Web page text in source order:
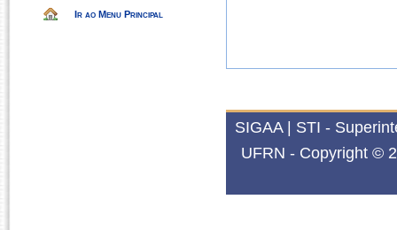
Ir ao Menu Principal
SIGAA | STI -
UFRN - Copyright ©